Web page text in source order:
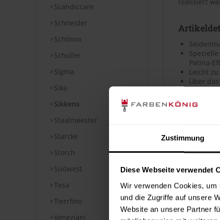
Zustimmung
Diese Webseite verwendet
Wir verwenden Cookies,
und die Zugriffe auf unsere
Website an unsere Partner
Scandiccare
Schneider
Schönox
Schuller
Sigma
Sika
Sikkens
Staalmeester
Starcke
Storch
Südwest
Tesa
Tierrfino
Veneziani
Patina-
Leicht
Über
Die minimal
erzeugt
gealterte
Holzschutz)
gegen
zeitlich
empfohlen.